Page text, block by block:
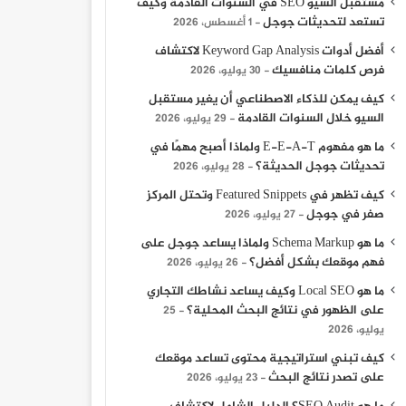
تستعد لتحديثات جوجل
1 أغسطس، 2026
أفضل أدوات Keyword Gap Analysis لاكتشاف
فرص كلمات منافسيك
30 يوليو، 2026
كيف يمكن للذكاء الاصطناعي أن يغير مستقبل
السيو خلال السنوات القادمة
29 يوليو، 2026
ما هو مفهوم E-E-A-T ولماذا أصبح مهمًا في
تحديثات جوجل الحديثة؟
28 يوليو، 2026
كيف تظهر في Featured Snippets وتحتل المركز
صفر في جوجل
27 يوليو، 2026
ما هو Schema Markup ولماذا يساعد جوجل على
فهم موقعك بشكل أفضل؟
26 يوليو، 2026
ما هو Local SEO وكيف يساعد نشاطك التجاري
على الظهور في نتائج البحث المحلية؟
25
يوليو، 2026
كيف تبني استراتيجية محتوى تساعد موقعك
على تصدر نتائج البحث
23 يوليو، 2026